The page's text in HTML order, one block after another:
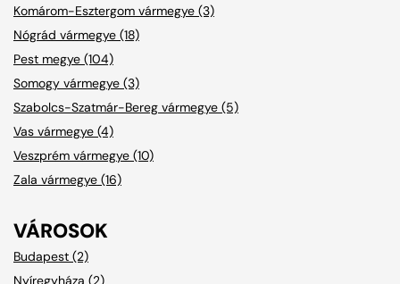
Komárom-Esztergom vármegye (3)
Nógrád vármegye (18)
Pest megye (104)
Somogy vármegye (3)
Szabolcs-Szatmár-Bereg vármegye (5)
Vas vármegye (4)
Veszprém vármegye (10)
Zala vármegye (16)
VÁROSOK
Budapest (2)
Nyíregyháza (2)